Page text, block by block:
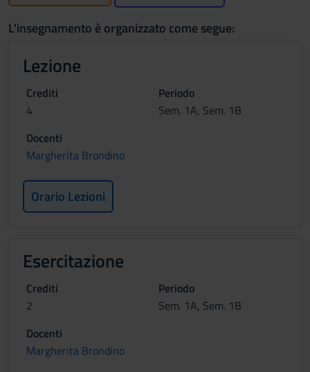
L'insegnamento è organizzato come segue:
Lezione
Crediti
4
Periodo
Sem. 1A, Sem. 1B
Docenti
Margherita Brondino
Orario Lezioni
Esercitazione
Crediti
2
Periodo
Sem. 1A, Sem. 1B
Docenti
Margherita Brondino